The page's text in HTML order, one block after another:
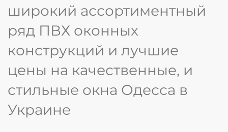
широкий ассортиментный
ряд ПВХ оконных
конструкций и лучшие
цены на качественные, и
стильные окна Одесса в
Украине